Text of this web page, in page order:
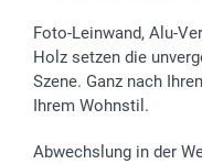
Foto-Leinwand, Alu-
Holz setzen die
Szene. Ganz nach
Ihrem Wohnstil.
Abwechslung in der